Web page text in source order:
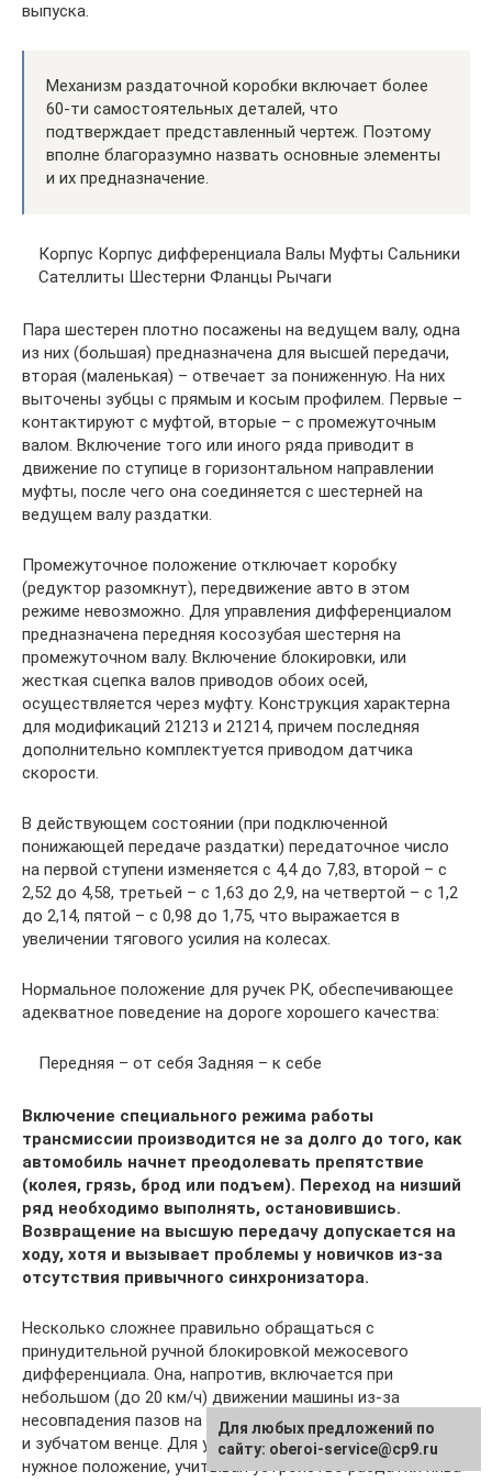
выпуска.
Механизм раздаточной коробки включает более
60-ти самостоятельных деталей, что
подтверждает представленный чертеж. Поэтому
вполне благоразумно назвать основные элементы
и их предназначение.
Корпус Корпус дифференциала Валы Муфты Сальники
Сателлиты Шестерни Фланцы Рычаги
Пара шестерен плотно посажены на ведущем валу, одна
из них (большая) предназначена для высшей передачи,
вторая (маленькая) – отвечает за пониженную. На них
выточены зубцы с прямым и косым профилем. Первые –
контактируют с муфтой, вторые – с промежуточным
валом. Включение того или иного ряда приводит в
движение по ступице в горизонтальном направлении
муфты, после чего она соединяется с шестерней на
ведущем валу раздатки.
Промежуточное положение отключает коробку
(редуктор разомкнут), передвижение авто в этом
режиме невозможно. Для управления дифференциалом
предназначена передняя косозубая шестерня на
промежуточном валу. Включение блокировки, или
жесткая сцепка валов приводов обоих осей,
осуществляется через муфту. Конструкция характерна
для модификаций 21213 и 21214, причем последняя
дополнительно комплектуется приводом датчика
скорости.
В действующем состоянии (при подключенной
понижающей передаче раздатки) передаточное число
на первой ступени изменяется с 4,4 до 7,83, второй – с
2,52 до 4,58, третьей – с 1,63 до 2,9, на четвертой – с 1,2
до 2,14, пятой – с 0,98 до 1,75, что выражается в
увеличении тягового усилия на колесах.
Нормальное положение для ручек РК, обеспечивающее
адекватное поведение на дороге хорошего качества:
Передняя – от себя Задняя – к себе
Включение специального режима работы
трансмиссии производится не за долго до того, как
автомобиль начнет преодолевать препятствие
(колея, грязь, брод или подъем). Переход на низший
ряд необходимо выполнять, остановившись.
Возвращение на высшую передачу допускается на
ходу, хотя и вызывает проблемы у новичков из-за
отсутствия привычного синхронизатора.
Несколько сложнее правильно обращаться с
принудительной ручной блокировкой межосевого
дифференциала. Она, напротив, включается при
небольшом (до 20 км/ч) движении машины из-за
несовпадения пазов на блокирующей муфте, сателлитах
и зубчатом венце. Для упрощенного включения рычага в
нужное положение, учитывая устройство раздатки нива
Для любых предложений по
сайту: oberoi-service@cp9.ru